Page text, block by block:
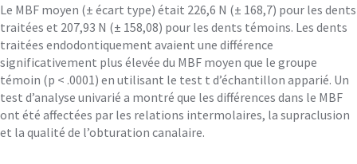
Le MBF moyen (± écart type) était 226,6 N (± 168,7) pour les dents
traitées et 207,93 N (± 158,08) pour les dents témoins. Les dents
traitées endodontiquement avaient une différence
significativement plus élevée du MBF moyen que le groupe
témoin (p < .0001) en utilisant le test t d’échantillon apparié. Un
test d’analyse univarié a montré que les différences dans le MBF
ont été affectées par les relations intermolaires, la supraclusion
et la qualité de l’obturation canalaire.